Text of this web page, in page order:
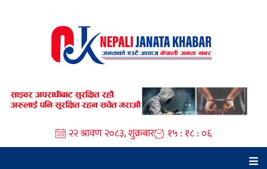
२२ श्रावण २०८३, शुक्रबार १५ : १८ : ०७